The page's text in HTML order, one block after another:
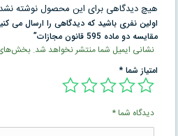
هیچ دیدگاهی برای این محصول نوشته
اولین نفری باشید که دیدگاهی را ارسال می
مقايسه دو ماده 595 قانون مجازات”
نشانی ایمیل شما منتشر نخواهد شد. بخش‌های
امتیاز شما*
دیدگاه شما*